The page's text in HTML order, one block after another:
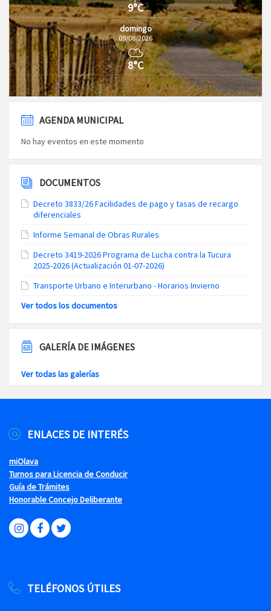
9°C
domingo
09/08/2026
8°C
AGENDA MUNICIPAL
No hay eventos en este momento
DOCUMENTOS
Decreto 3833/26 Facilidades de pago y tasas de recargo
diferenciales
Informe Semanal de Obras Rurales
Decreto 3419-2026 Programa de Lucha contra la Tucura
2025-2026 (Actualización 01-07-2026)
Transporte Urbano e Interurbano - Horarios Invierno
Ver todos los documentos
GALERÍA DE IMÁGENES
Ver todas las galerías
ENLACES DE INTERÉS
miOlava
Turnos para Licencia de Conducir
Guía de Trámites
Honorable Concejo Deliberante
TELÉFONOS ÚTILES